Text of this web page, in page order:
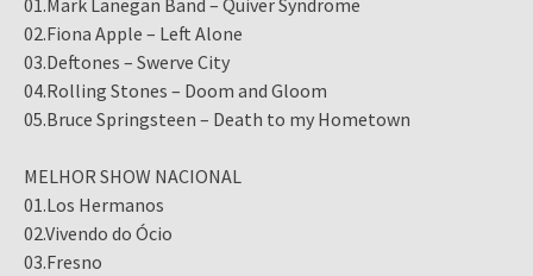
02.Fiona Apple – Left Alone
03.Deftones – Swerve City
04.Rolling Stones – Doom and Gloom
05.Bruce Springsteen – Death to my Hometown
MELHOR SHOW NACIONAL
01.Los Hermanos
02.Vivendo do Ócio
03.Fresno